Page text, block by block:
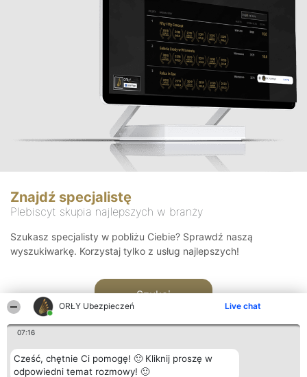
ORŁY Ubezpieczeń Live chat
07:16
Cześć, chętnie Ci pomogę! 🙂 Kliknij proszę w
odpowiedni temat rozmowy! 🙂
Znajdź specjalistę
Plebiscyt skupia najlepszych w branży
Szukasz specjalisty w pobliżu Ciebie? Sprawdź naszą
wyszukiwarkę. Korzystaj tylko z usług najlepszych!
Szukaj